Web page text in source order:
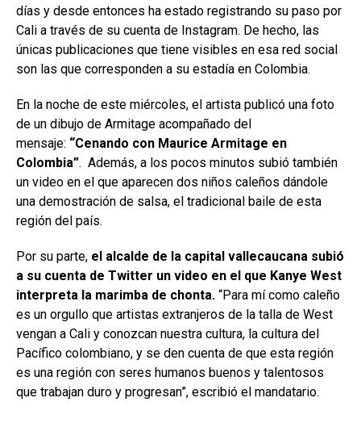
días y desde entonces ha estado registrando su paso por
Cali a través de su cuenta de Instagram. De hecho, las
únicas publicaciones que tiene visibles en esa red social
son las que corresponden a su estadía en Colombia.
En la noche de este miércoles, el artista publicó una foto
de un dibujo de Armitage acompañado del
mensaje: “Cenando con Maurice Armitage en
Colombia”. Además, a los pocos minutos subió también
un video en el que aparecen dos niños caleños dándole
una demostración de salsa, el tradicional baile de esta
región del país.
Por su parte, el alcalde de la capital vallecaucana subió
a su cuenta de Twitter un video en el que Kanye West
interpreta la marimba de chonta. “Para mí como caleño
es un orgullo que artistas extranjeros de la talla de West
vengan a Cali y conozcan nuestra cultura, la cultura del
Pacífico colombiano, y se den cuenta de que esta región
es una región con seres humanos buenos y talentosos
que trabajan duro y progresan”, escribió el mandatario.